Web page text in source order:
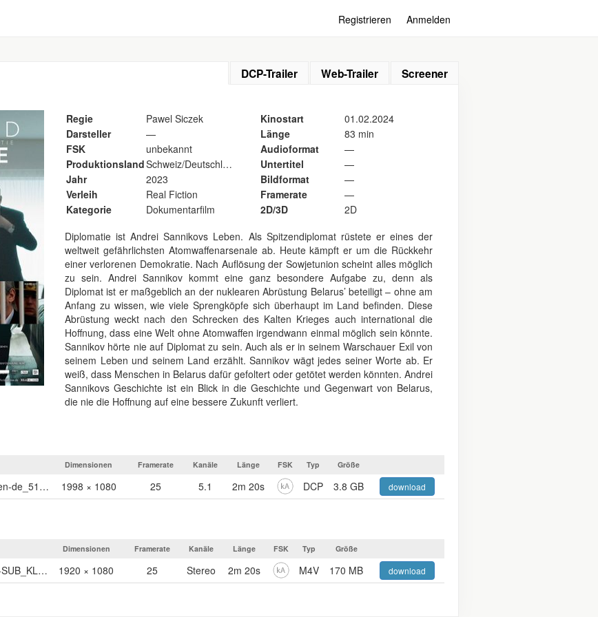
Registrieren Anmelden
DCP-Trailer Web-Trailer Screener
Regie
Pawel Siczek
Darsteller
—
FSK
unbekannt
Produktionsland
Schweiz/Deutschland
Jahr
2023
Verleih
Real Fiction
Kategorie
Dokumentarfilm
Kinostart
01.02.2024
Länge
83 min
Audioformat
—
Untertitel
—
Bildformat
—
Framerate
—
2D/3D
2D
Diplomatie ist Andrei Sannikovs Leben. Als Spitzendiplomat rüstete er eines der
weltweit gefährlichsten Atomwaffenarsenale ab. Heute kämpft er um die Rückkehr
einer verlorenen Demokratie. Nach Auflösung der Sowjetunion scheint alles möglich
zu sein. Andrei Sannikov kommt eine ganz besondere Aufgabe zu, denn als
Diplomat ist er maßgeblich an der nuklearen Abrüstung Belarus’ beteiligt – ohne am
Anfang zu wissen, wie viele Sprengköpfe sich überhaupt im Land befinden. Diese
Abrüstung weckt nach den Schrecken des Kalten Krieges auch international die
Hoffnung, dass eine Welt ohne Atomwaffen irgendwann einmal möglich sein könnte.
Sannikov hörte nie auf Diplomat zu sein. Auch als er in seinem Warschauer Exil von
seinem Leben und seinem Land erzählt. Sannikov wägt jedes seiner Worte ab. Er
weiß, dass Menschen in Belarus dafür gefoltert oder getötet werden könnten. Andrei
Sannikovs Geschichte ist ein Blick in die Geschichte und Gegenwart von Belarus,
die nie die Hoffnung auf eine bessere Zukunft verliert.
Dimensionen Framerate Kanäle Länge FSK Typ Größe
thiskindofhope_tlr-1_f-185_en-de_51_1998x1080_20231221_smpte_ov_2023-12-21_1143 1998 × 1080 25 5.1 2m 20s DCP 3.8 GB download
Dimensionen Framerate Kanäle Länge FSK Typ Größe
TKOH_TRAILER_H264_DE-SUB_KLEIN_stereo 1920 × 1080 25 Stereo 2m 20s M4V 170 MB download